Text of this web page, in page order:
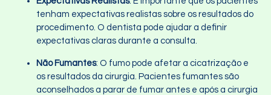
tenham expectativas realistas sobre os resultados do
procedimento. O dentista pode ajudar a definir
expectativas claras durante a consulta.
Não Fumantes: O fumo pode afetar a cicatrização e
os resultados da cirurgia. Pacientes fumantes são
aconselhados a parar de fumar antes e após a cirurgia